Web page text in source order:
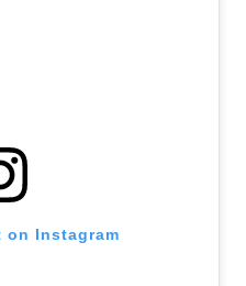
on Instagram